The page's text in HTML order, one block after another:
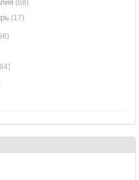
(68)
(17)